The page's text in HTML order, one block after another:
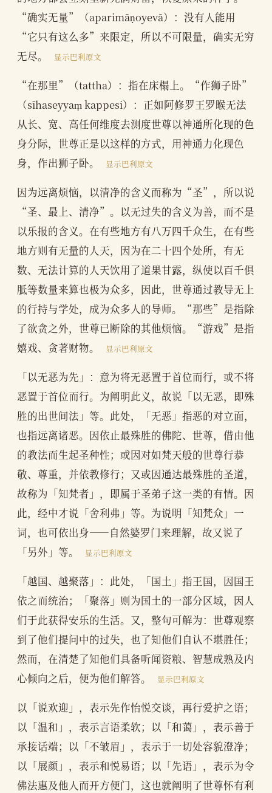
“确实无量”（aparimāṇoyevā）：没有人能用
“它只有这么多”来限定，所以不可限量，确实无穷
无尽。
显示巴利原文
“在那里”（tattha）：指在床榻上。“作狮子卧”
（sīhaseyyaṃ kappesi）：正如阿修罗王罗睺无法
从长、宽、高任何维度去测度世尊以神通所化现的色
身分际，世尊正是以这样的方式，用神通力化现色
身，作出狮子卧。
显示巴利原文
因为远离烦恼，以清净的含义而称为“圣”，所以说
“圣、最上、清净”。以无过失的含义为善，而不是
以乐报的含义。在有些地方有八万四千众生，在有些
地方则有无量的人天，因为在二十四个处所，有无
数、无法计算的人天饮用了道果甘露，纵使以百千俱
胝等数量来算也极为众多，因此，世尊通过教导无上
的行持与学处，成为众多人的导师。“那些”是指除
了欲贪之外，世尊已断除的其他烦恼。“游戏”是指
嬉戏、贪著财物。
显示巴利原文
「以无恶为先」：意为将无恶置于首位而行，或不将
恶置于首位而行。为阐明此义，故说「以无恶，即殊
胜的出世间法」等。此处，「无恶」指恶的对立面，
也指远离诸恶。因依止最殊胜的佛陀、世尊，借由他
的教法而生起圣种性；或因对如梵天般的世尊行恭
敬、尊重，并依教修行；又或因通达最殊胜的圣道，
故称为「知梵者」，即属于圣弟子这一类的有情。因
此，经中才说「舍利弗」等。为说明「知梵众」一
词，也可依出身——自然婆罗门来理解，故又说了
「另外」等。
显示巴利原文
「越国、越聚落」：此处，「国土」指王国，因国王
依之而统治；「聚落」则为国土的一部分区域，因人
们于此获得安乐的生活。又，整句可解为：世尊观察
到了他们提问中的过失，也了知他们自认不堪胜任；
然而，在清楚了知他们具备听闻资粮、智慧成熟及内
心倾向之后，便为他们解答。
显示巴利原文
以「说欢迎」，表示先作怡悦交谈，再行爱护之语；
以「温和」，表示言语柔软；以「和蔼」，表示善于
承接话端；以「不皱眉」，表示于一切处容貌澄净；
以「展颜」，表示和悦易语；以「先语」，表示为令
佛法惠及他人而开方便门，这也就阐明了世尊怀有利